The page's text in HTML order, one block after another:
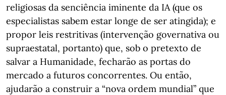
religiosas da senciência iminente da IA (que os
especialistas sabem estar longe de ser atingida); e
propor leis restritivas (intervenção governativa ou
supraestatal, portanto) que, sob o pretexto de
salvar a Humanidade, fecharão as portas do
mercado a futuros concorrentes. Ou então,
ajudarão a construir a “nova ordem mundial” que